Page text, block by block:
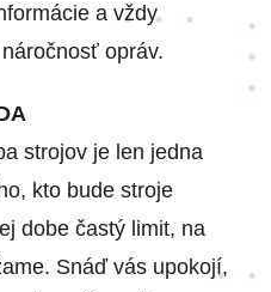
a vždy
opráv.
strojov je len jedna
kto bude stroje
dobe častý limit, na
Snáď vás upokojí,